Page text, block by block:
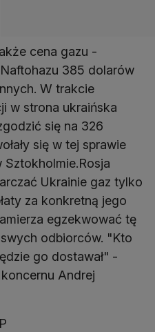
cena gazu -
385 dolarów
W trakcie
w strona ukraińska
się na 326
się w tej sprawie
Ukrainie gaz tylko
za konkretną jego
egzekwować tę
odbiorców. "Kto
go dostawał" -
Andrej